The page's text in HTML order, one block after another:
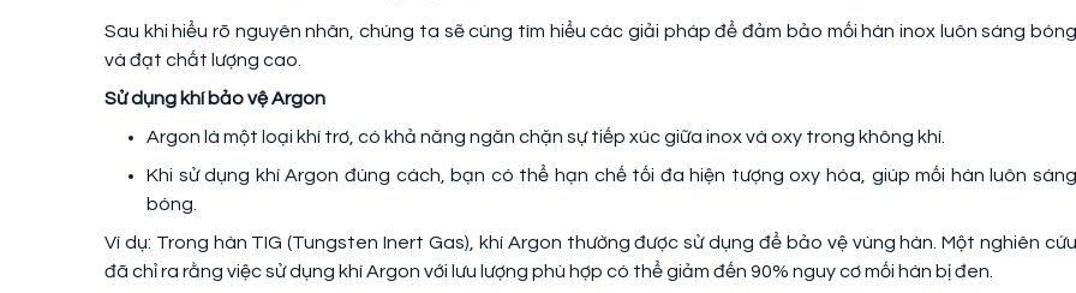
Sau khi hiểu rõ nguyên nhân, chúng ta sẽ cùng tìm hiểu các giải pháp để đảm bảo mối hàn inox luôn sáng bóng
và đạt chất lượng cao.
Sử dụng khí bảo vệ Argon
Argon là một loại khí trơ, có khả năng ngăn chặn sự tiếp xúc giữa inox và oxy trong không khí.
Khi sử dụng khí Argon đúng cách, bạn có thể hạn chế tối đa hiện tượng oxy hóa, giúp mối hàn luôn sáng
bóng.
Ví dụ: Trong hàn TIG (Tungsten Inert Gas), khí Argon thường được sử dụng để bảo vệ vùng hàn. Một nghiên cứu
đã chỉ ra rằng việc sử dụng khí Argon với lưu lượng phù hợp có thể giảm đến 90% nguy cơ mối hàn bị đen.